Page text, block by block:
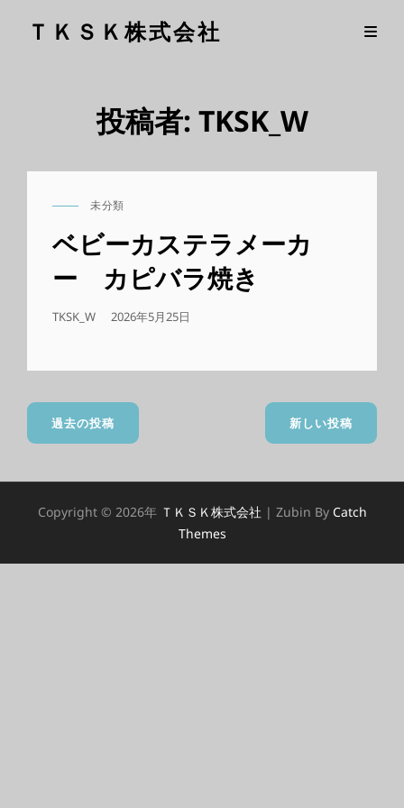
ＴＫＳＫ株式会社
投稿者: TKSK_W
CAT
LINKS
未分類
ベビーカステラメーカ
ー カピバラ焼き
TKSK_W
公
2026年5月25日
投
ナ
ビ
ゲ
過去の投稿 新しい投稿
Copyright © 2026年 ＴＫＳＫ株式会社 | Zubin By Catch
Themes